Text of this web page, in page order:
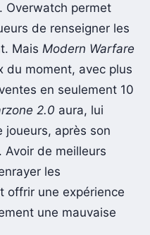
Overwatch permet
de renseigner les
Mais Modern Warfare
du moment, avec plus
en seulement 10
2.0 aura, lui
joueurs, après son
Avoir de meilleurs
les
offrir une expérience
une mauvaise